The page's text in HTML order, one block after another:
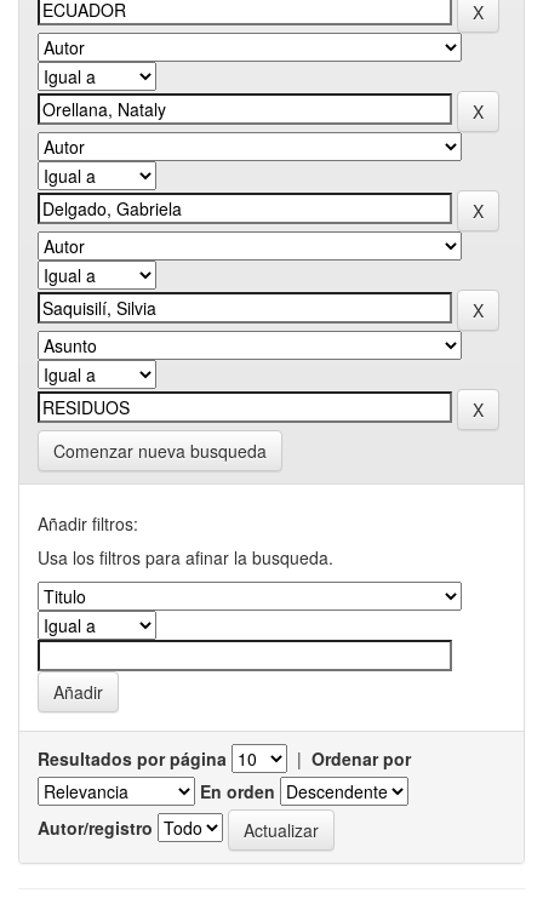
Comenzar nueva busqueda
Añadir filtros:
Usa los filtros para afinar la busqueda.
Resultados por página | Ordenar por
En orden
Autor/registro